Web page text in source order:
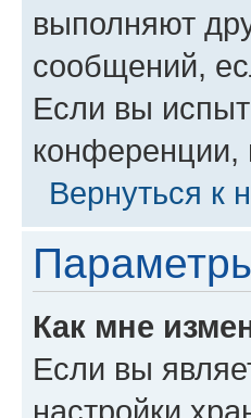
выполняют
сообщений,
Если вы
конференции,
Вернуться к
Как мне
Если вы
настройки